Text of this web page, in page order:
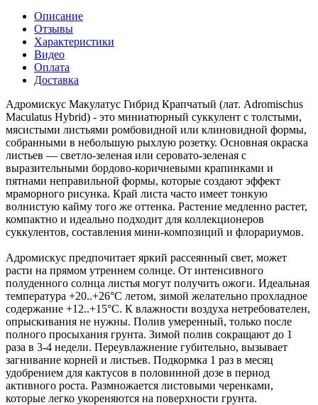
Описание
Отзывы
Характеристики
Видео
Оплата
Доставка
Адромискус Макулатус Гибрид Крапчатый (лат. Adromischus
Maculatus Hybrid) - это миниатюрный суккулент с толстыми,
мясистыми листьями ромбовидной или клиновидной формы,
собранными в небольшую рыхлую розетку. Основная окраска
листьев — светло-зеленая или серовато-зеленая с
выразительными бордово-коричневыми крапинками и
пятнами неправильной формы, которые создают эффект
мраморного рисунка. Край листа часто имеет тонкую
волнистую кайму того же оттенка. Растение медленно растет,
компактно и идеально подходит для коллекционеров
суккулентов, составления мини-композиций и флорариумов.
Адромискус предпочитает яркий рассеянный свет, может
расти на прямом утреннем солнце. От интенсивного
полуденного солнца листья могут получить ожоги. Идеальная
температура +20..+26°C летом, зимой желательно прохладное
содержание +12..+15°C. К влажности воздуха нетребователен,
опрыскивания не нужны. Полив умеренный, только после
полного просыхания грунта. Зимой полив сокращают до 1
раза в 3-4 недели. Переувлажнение губительно, вызывает
загнивание корней и листьев. Подкормка 1 раз в месяц
удобрением для кактусов в половинной дозе в период
активного роста. Размножается листовыми черенками,
которые легко укореняются на поверхности грунта.